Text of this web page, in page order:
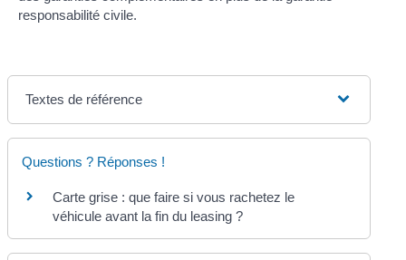
responsabilité civile.
Textes de référence
Questions ? Réponses !
Carte grise : que faire si vous rachetez le
véhicule avant la fin du leasing ?